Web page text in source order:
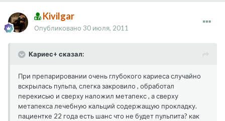
Kivilgar
Опубликовано 30 июля, 2011
Кариес+ сказал:
При препарировании очень глубокого кариеса случайно
вскрылась пульпа, слегка закровило , обработал
перекисью и сверху наложил метапекс , а сверху
метапекса лечебную кальций содержащую прокладку.
пациентке 22 года есть шанс что не будет пульпита? как